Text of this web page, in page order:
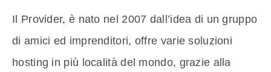
Il Provider, è nato nel 2007 dall’idea di un gruppo
di amici ed imprenditori, offre varie soluzioni
hosting in più località del mondo, grazie alla